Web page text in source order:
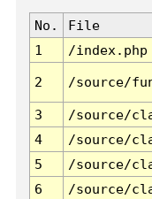
No. File
1
/index.php
2 /source/
3 /source/
4
/source/
5
/source/
6
/source/